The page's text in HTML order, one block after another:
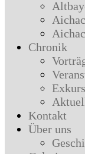
Chronik
Kontakt
Über uns